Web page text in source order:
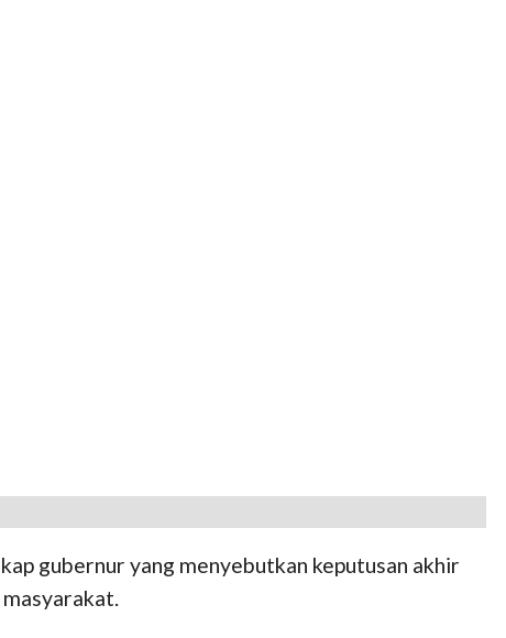
gubernur yang menyebutkan keputusan akhir